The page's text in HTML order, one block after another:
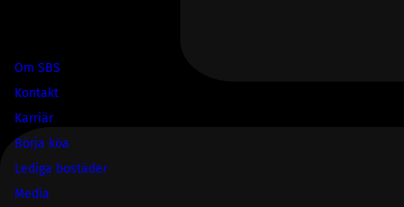
Om SBS
Kontakt
Karriär
Börja köa
Lediga bostäder
Media